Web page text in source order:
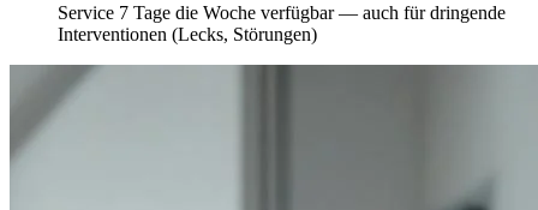
Service 7 Tage die Woche verfügbar — auch für dringende
Interventionen (Lecks, Störungen)